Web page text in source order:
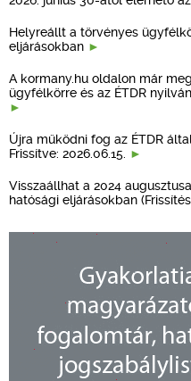
Helyreállt a törvényes
eljárásokban
A kormany.hu oldalon már
ügyfélkörre és az ÉTDR
Újra működni fog az ÉTDR
Frissítve: 2026.06.15.
Visszaállhat a 2024
hatósági eljárásokban